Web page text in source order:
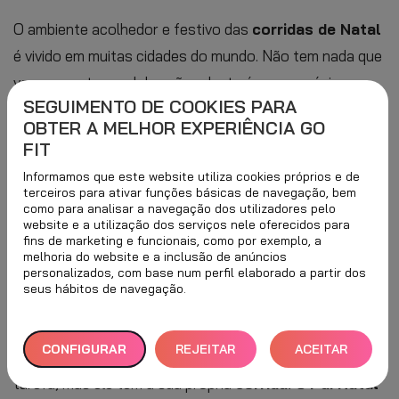
O ambiente acolhedor e festivo das corridas de Natal
é vivido em muitas cidades do mundo. Não tem nada que
ver com outras celebrações desta época: os únicos
excessos que poderá encontrar são a alegria de
partilhar o espírito desportivo e o Natal. Quer saber
porquê? Depois de ler este artigo, vai querer
definitivamente inscrever-se numa!
HISTÓRIA DA CORRIDA DE SÃO
SILVESTRE
Na noite de 24 de dezembro, não se apressa na sua
tarefa, mas ele tem a sua própria
Pai Natal
SEGUIMENTO DE COOKIES PARA
OBTER A MELHOR EXPERIÊNCIA GO
FIT
Informamos que este website utiliza cookies próprios e de
terceiros para ativar funções básicas de navegação, bem
como para analisar a navegação dos utilizadores pelo
website e a utilização dos serviços nele oferecidos para
fins de marketing e funcionais, como por exemplo, a
melhoria do website e a inclusão de anúncios
personalizados, com base num perfil elaborado a partir dos
seus hábitos de navegação.
CONFIGURAR REJEITAR
TUDO
ACEITAR
TODOS